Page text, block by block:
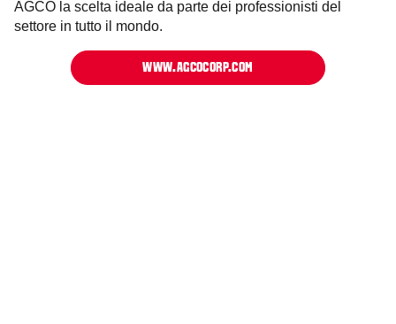
AGCO la scelta ideale da parte dei professionisti del
settore in tutto il mondo.
WWW.AGCOCORP.COM